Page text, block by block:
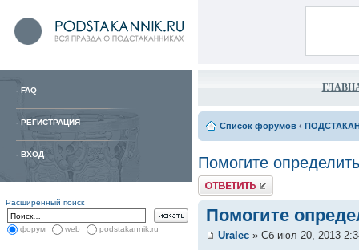
- FAQ
- РЕГИСТРАЦИЯ
- ВХОД
Расширенный поиск
форум web podstakannik.ru
Список форумов ‹
Помогите
Помогите
Uralec » Сб июл 20, 2013